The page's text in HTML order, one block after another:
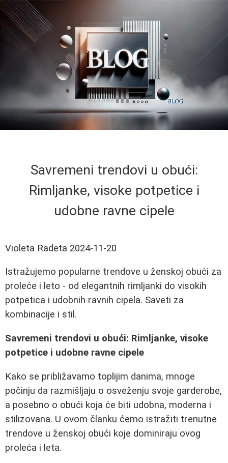
Savremeni trendovi u obući:
Rimljanke, visoke potpetice i
udobne ravne cipele
Violeta Radeta 2024-11-20
Istražujemo popularne trendove u ženskoj obući za
proleće i leto - od elegantnih rimljanki do visokih
potpetica i udobnih ravnih cipela. Saveti za
kombinacije i stil.
Savremeni trendovi u obući: Rimljanke, visoke
potpetice i udobne ravne cipele
Kako se približavamo toplijim danima, mnoge
počinju da razmišljaju o osveženju svoje garderobe,
a posebno o obući koja će biti udobna, moderna i
stilizovana. U ovom članku ćemo istražiti trenutne
trendove u ženskoj obući koje dominiraju ovog
proleća i leta.